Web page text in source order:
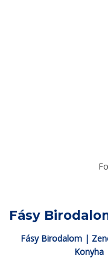
Fásy
Fásy Birodalom |
Konyha